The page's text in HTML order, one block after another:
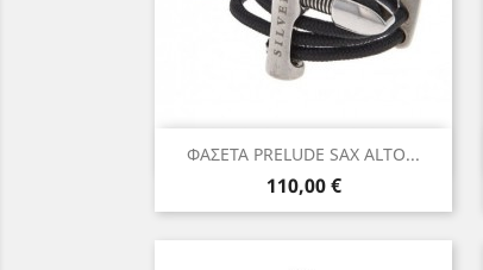
ΦΑΣΕΤΑ PRELUDE SAX ALTO...
Τιμή
110,00 €
Γρήγορη προβολή